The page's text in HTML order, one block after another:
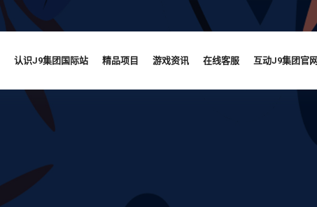
认识J9集团国际站 精品项目 游戏资讯 在线客服 互动J9集团官